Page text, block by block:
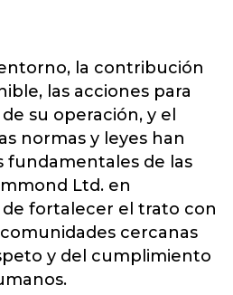
la contribución
las acciones para
su operación, y el
normas y leyes han
fundamentales de las
Ltd. en
de fortalecer el trato con
cercanas
y del cumplimiento